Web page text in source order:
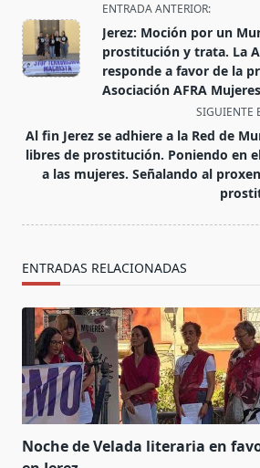
class="nav-
subtitle
screen-
ENTRADA ANTERIOR:
Jerez: Moción por un
prostitución y trata. La
responde a favor de la
Asociación AFRA Mujeres
SIGUIENTE
Al fin Jerez se adhiere a la Red de
libres de prostitución. Poniendo en
a las mujeres. Señalando al
ENTRADAS RELACIONADAS
Noche de Velada literaria en